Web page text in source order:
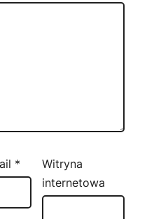
*
Witryna
internetowa